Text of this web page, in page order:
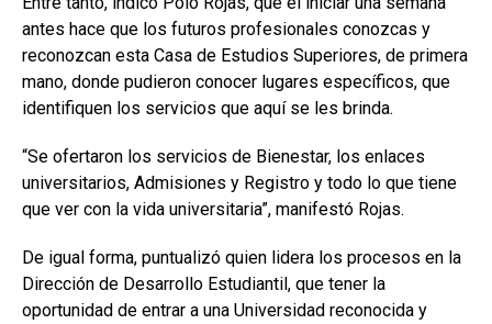
antes hace que los futuros profesionales conozcas y
reconozcan esta Casa de Estudios Superiores, de primera
mano, donde pudieron conocer lugares específicos, que
identifiquen los servicios que aquí se les brinda.
“Se ofertaron los servicios de Bienestar, los enlaces
universitarios, Admisiones y Registro y todo lo que tiene
que ver con la vida universitaria”, manifestó Rojas.
De igual forma, puntualizó quien lidera los procesos en la
Dirección de Desarrollo Estudiantil, que tener la
oportunidad de entrar a una Universidad reconocida y